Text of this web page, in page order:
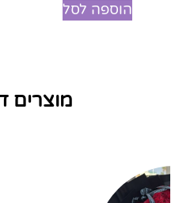
הוספה לסל
מוצרים